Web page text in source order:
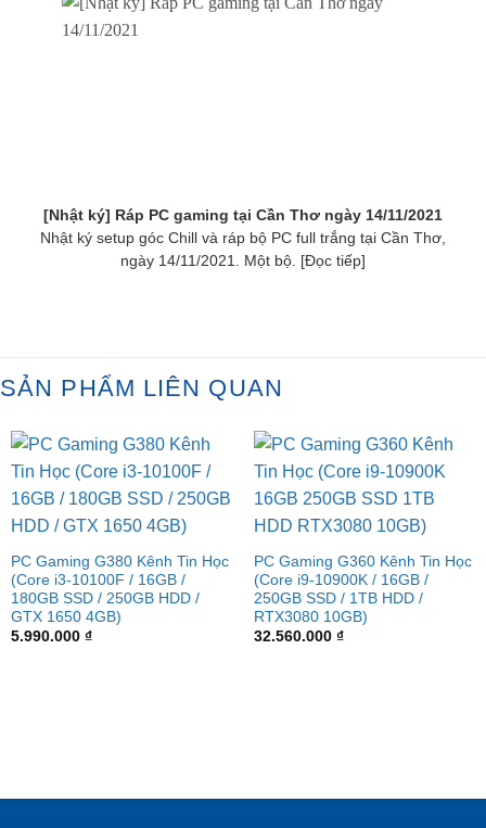
[Nhật ký] Ráp PC gaming tại Cần Thơ ngày 14/11/2021
Nhật ký setup góc Chill và ráp bộ PC full trắng tại Cần Thơ,
ngày 14/11/2021. Một bộ. [Đọc tiếp]
SẢN PHẨM LIÊN QUAN
PC Gaming G380 Kênh Tin Học
(Core i3-10100F / 16GB /
180GB SSD / 250GB HDD /
GTX 1650 4GB)
5.990.000 ₫
PC Gaming G360 Kênh Tin Học
(Core i9-10900K / 16GB /
250GB SSD / 1TB HDD /
RTX3080 10GB)
32.560.000 ₫